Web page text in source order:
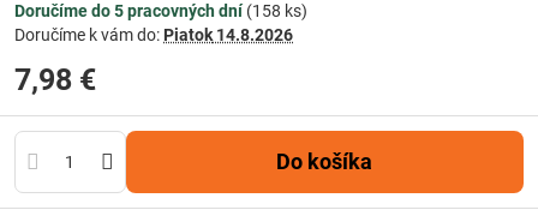
Doručíme do 5 pracovných dní(158 ks)
Doručíme k vám do: Piatok 14.8.2026
7,98 €
Do košíka